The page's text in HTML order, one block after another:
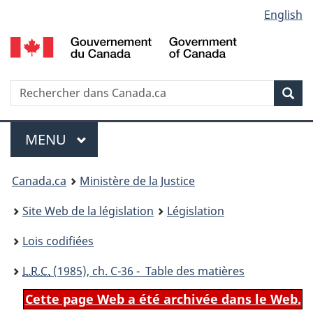
au
contenu
propos
de
la
HTML
simplifiée
selection
English
Recherche
Menu
MENU PRINCIPAL
You
are
here:
Canada.ca
Ministère de la Justice
Site Web de la législation
Législation
Lois codifiées
L.R.C. (1985), ch. C-36 - Table des matières
Cette page Web a été archivée dans le Web.